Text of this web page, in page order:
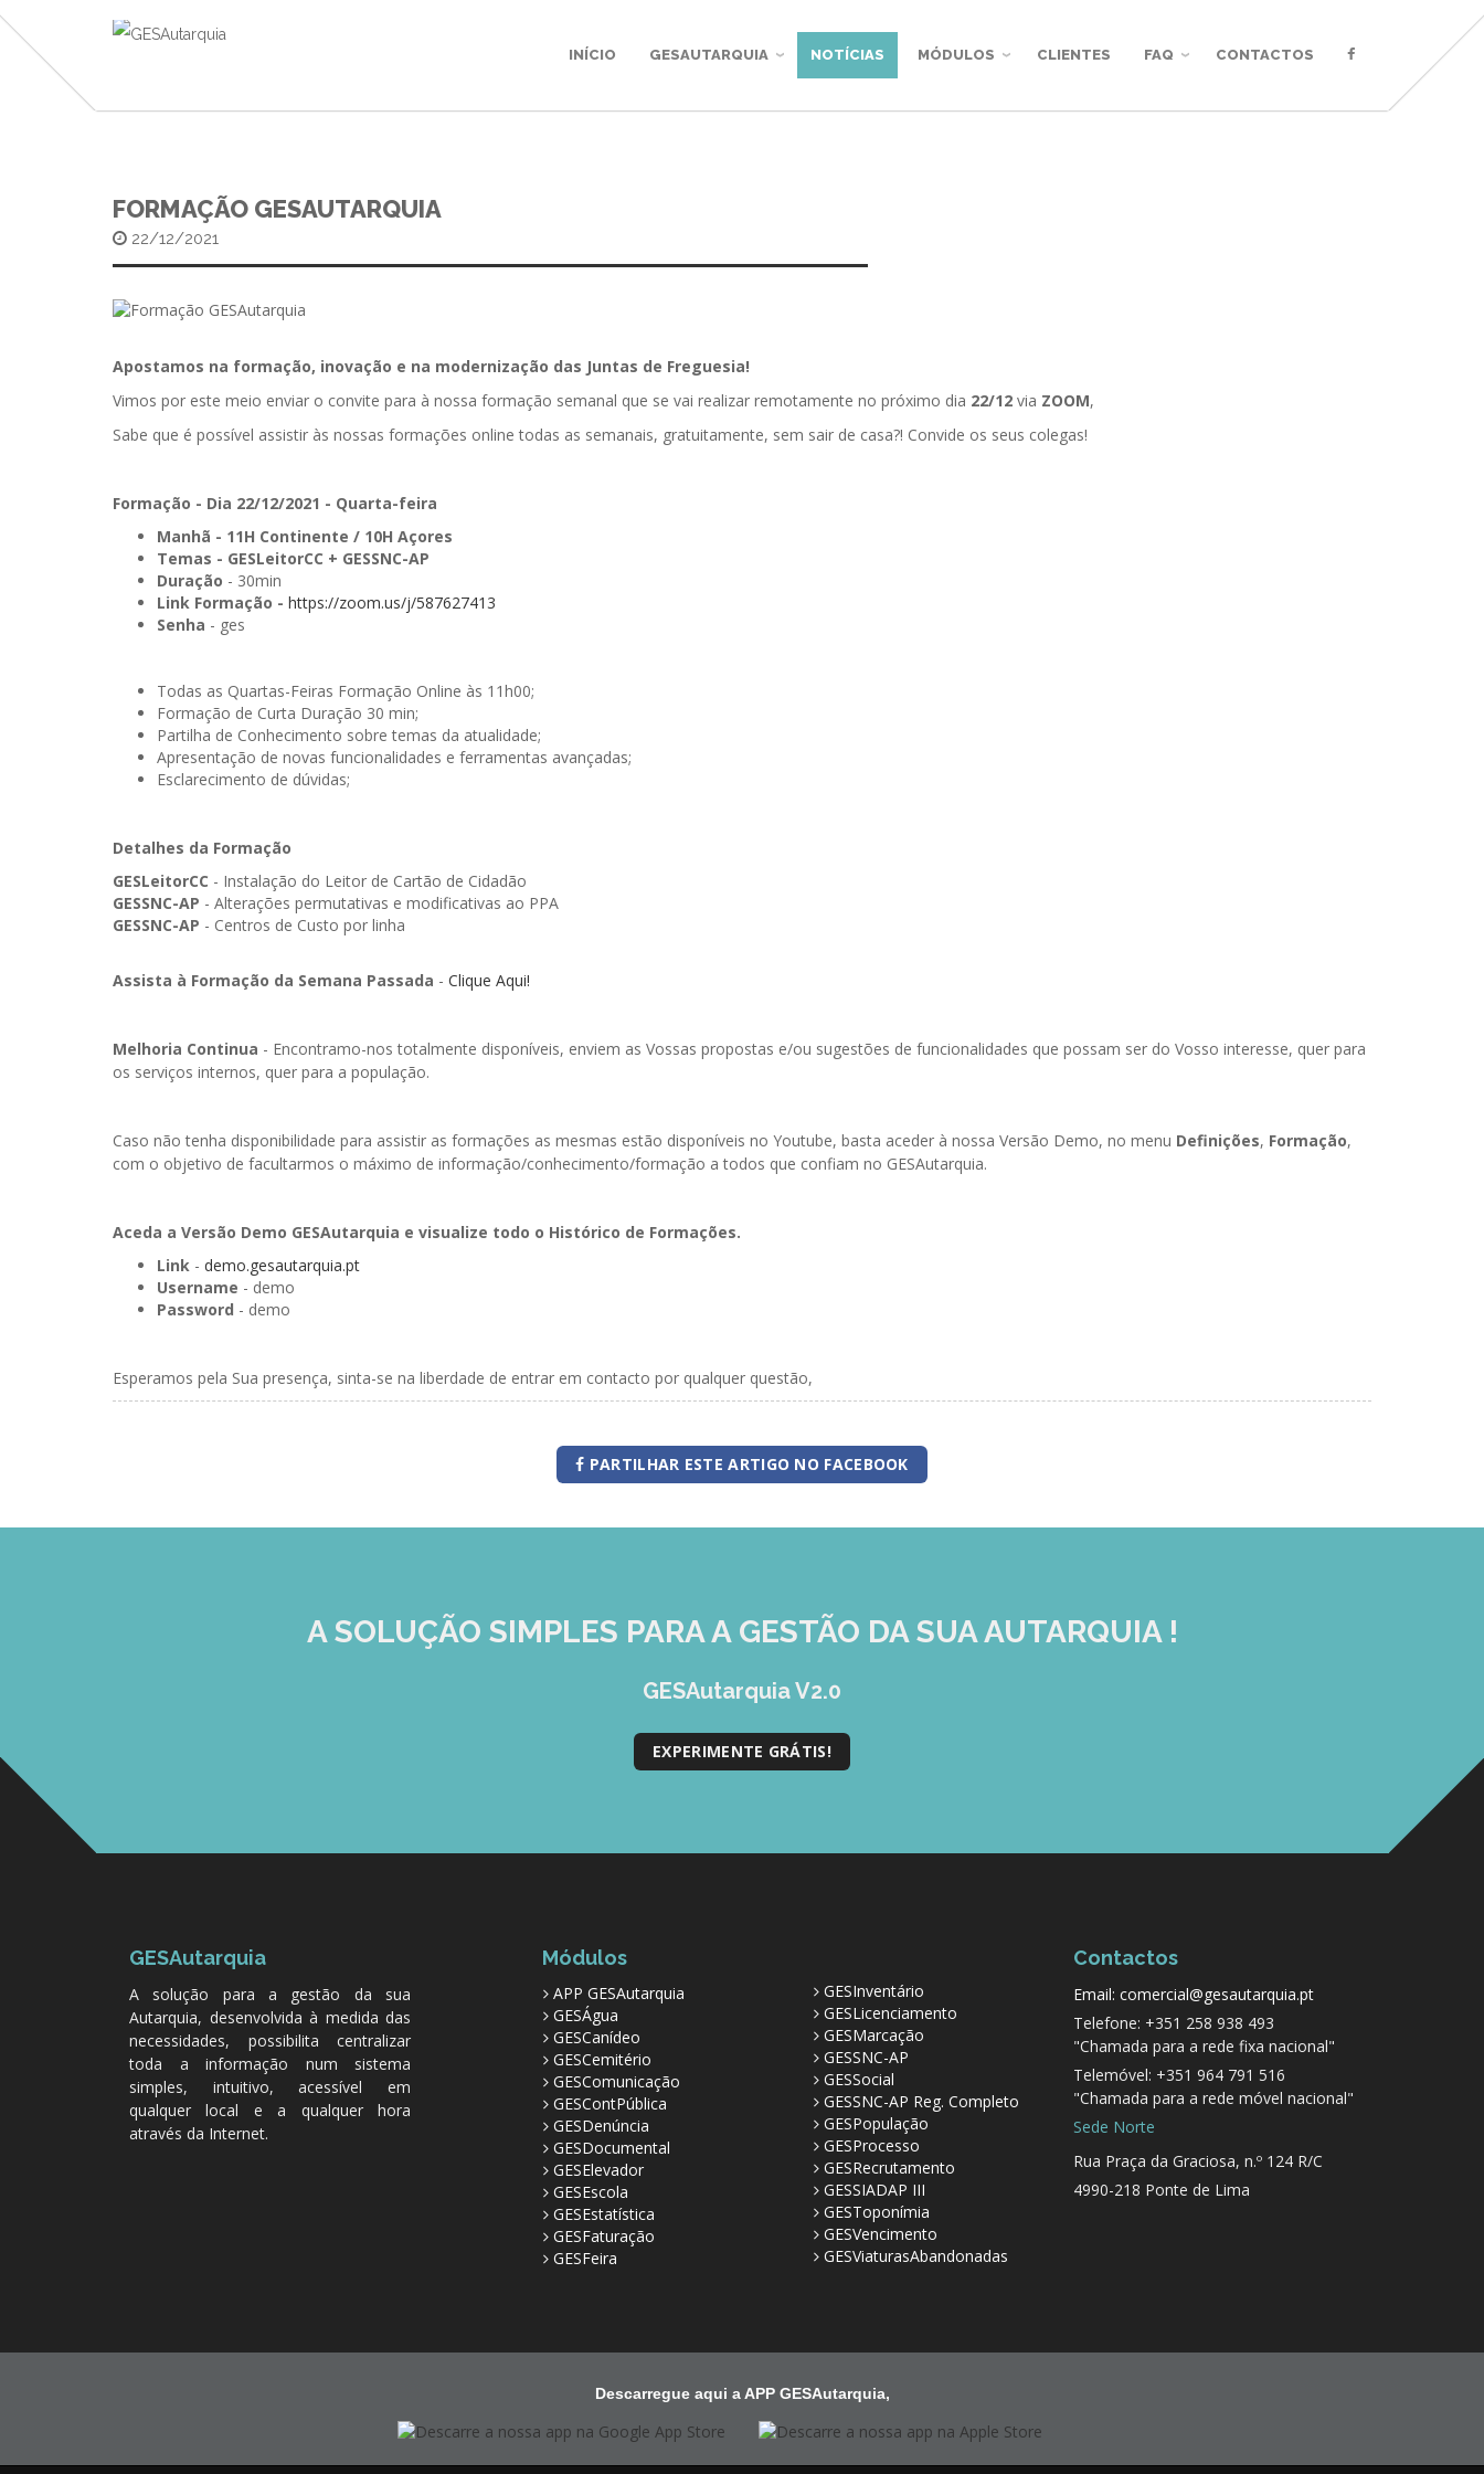
INÍCIO GESAUTARQUIA NOTÍCIAS MÓDULOS CLIENTES FAQ CONTACTOS
FORMAÇÃO GESAUTARQUIA
22/12/2021
Apostamos na formação, inovação e na modernização das Juntas de Freguesia!
Vimos por este meio enviar o convite para à nossa formação semanal que se vai realizar remotamente no próximo dia 22/12 via ZOOM,
Sabe que é possível assistir às nossas formações online todas as semanais, gratuitamente, sem sair de casa?! Convide os seus colegas!
Formação - Dia 22/12/2021 - Quarta-feira
Manhã - 11H Continente / 10H Açores
Temas - GESLeitorCC + GESSNC-AP
Duração - 30min
Link Formação - https://zoom.us/j/587627413
Senha - ges
Todas as Quartas-Feiras Formação Online às 11h00;
Formação de Curta Duração 30 min;
Partilha de Conhecimento sobre temas da atualidade;
Apresentação de novas funcionalidades e ferramentas avançadas;
Esclarecimento de dúvidas;
Detalhes da Formação
GESLeitorCC - Instalação do Leitor de Cartão de Cidadão
GESSNC-AP - Alterações permutativas e modificativas ao PPA
GESSNC-AP - Centros de Custo por linha
Assista à Formação da Semana Passada - Clique Aqui!
Melhoria Continua - Encontramo-nos totalmente disponíveis, enviem as Vossas propostas e/ou sugestões de funcionalidades que possam ser do Vosso interesse, quer para
os serviços internos, quer para a população.
Caso não tenha disponibilidade para assistir as formações as mesmas estão disponíveis no Youtube, basta aceder à nossa Versão Demo, no menu Definições, Formação,
com o objetivo de facultarmos o máximo de informação/conhecimento/formação a todos que confiam no GESAutarquia.
Aceda a Versão Demo GESAutarquia e visualize todo o Histórico de Formações.
Link - demo.gesautarquia.pt
Username - demo
Password - demo
Esperamos pela Sua presença, sinta-se na liberdade de entrar em contacto por qualquer questão,
PARTILHAR ESTE ARTIGO NO FACEBOOK
A SOLUÇÃO SIMPLES PARA A GESTÃO DA SUA AUTARQUIA !
GESAutarquia V2.0
EXPERIMENTE GRÁTIS!
GESAutarquia
A solução para a gestão da sua
Autarquia, desenvolvida à medida das
necessidades, possibilita centralizar
toda a informação num sistema
simples, intuitivo, acessível em
qualquer local e a qualquer hora
através da Internet.
Módulos
APP GESAutarquia
GESÁgua
GESCanídeo
GESCemitério
GESComunicação
GESContPública
GESDenúncia
GESDocumental
GESElevador
GESEscola
GESEstatística
GESFaturação
GESFeira
GESInventário
GESLicenciamento
GESMarcação
GESSNC-AP
GESSocial
GESSNC-AP Reg. Completo
GESPopulação
GESProcesso
GESRecrutamento
GESSIADAP III
GESToponímia
GESVencimento
GESViaturasAbandonadas
Contactos
Email: comercial@gesautarquia.pt
Telefone: +351 258 938 493
"Chamada para a rede fixa nacional"
Telemóvel: +351 964 791 516
"Chamada para a rede móvel nacional"
Sede Norte
Rua Praça da Graciosa, n.º 124 R/C
4990-218 Ponte de Lima
Descarregue aqui a APP GESAutarquia,